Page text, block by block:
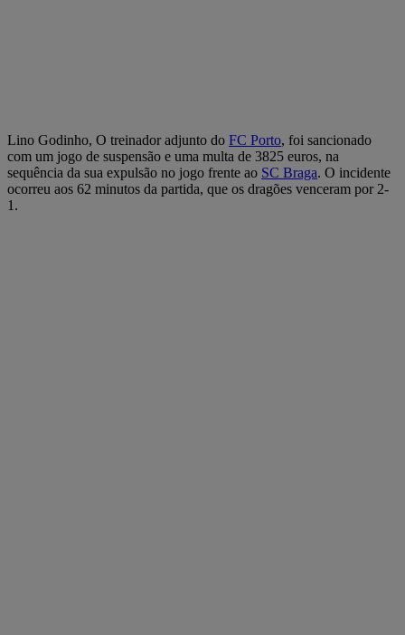
Lino Godinho, O treinador adjunto do FC Porto, foi sancionado
com um jogo de suspensão e uma multa de 3825 euros, na
sequência da sua expulsão no jogo frente ao SC Braga. O incidente
ocorreu aos 62 minutos da partida, que os dragões venceram por 2-
1.